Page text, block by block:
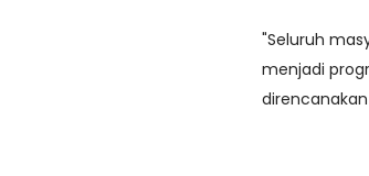
"Seluruh
menjadi